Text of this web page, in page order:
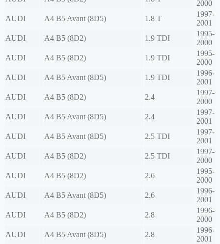
2000
AUDI
A4 B5 Avant (8D5) 1.8 T
1997-
2001
AUDI
A4 B5 (8D2) 1.9 TDI
1995-
2000
AUDI
A4 B5 (8D2) 1.9 TDI
1995-
2000
AUDI
A4 B5 Avant (8D5) 1.9 TDI
1996-
2001
AUDI
A4 B5 (8D2) 2.4
1997-
2000
AUDI
A4 B5 Avant (8D5) 2.4
1997-
2001
AUDI
A4 B5 Avant (8D5) 2.5 TDI
1997-
2001
AUDI
A4 B5 (8D2) 2.5 TDI
1997-
2000
AUDI
A4 B5 (8D2) 2.6
1995-
2000
AUDI
A4 B5 Avant (8D5) 2.6
1996-
2001
AUDI
A4 B5 (8D2) 2.8
1996-
2000
AUDI
A4 B5 Avant (8D5) 2.8
1996-
2001